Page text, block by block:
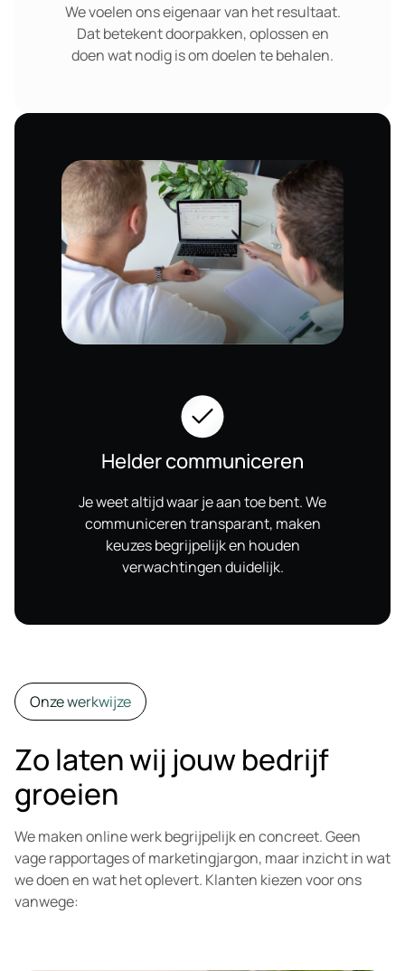
We voelen ons eigenaar van het resultaat.
Dat betekent doorpakken, oplossen en
doen wat nodig is om doelen te behalen.
Helder communiceren
Je weet altijd waar je aan toe bent. We
communiceren transparant, maken
keuzes begrijpelijk en houden
verwachtingen duidelijk.
Onze werkwijze
Zo laten wij jouw bedrijf
groeien
We maken online werk begrijpelijk en concreet. Geen
vage rapportages of marketingjargon, maar inzicht in wat
we doen en wat het oplevert. Klanten kiezen voor ons
vanwege: